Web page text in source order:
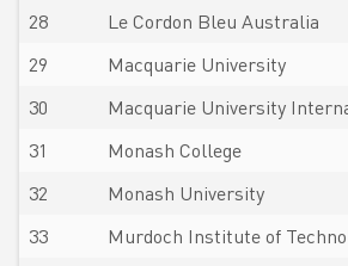
28
Le Cordon Bleu Australia
29
Macquarie University
30
Macquarie University
31
Monash College
32
Monash University
33
Murdoch Institute of